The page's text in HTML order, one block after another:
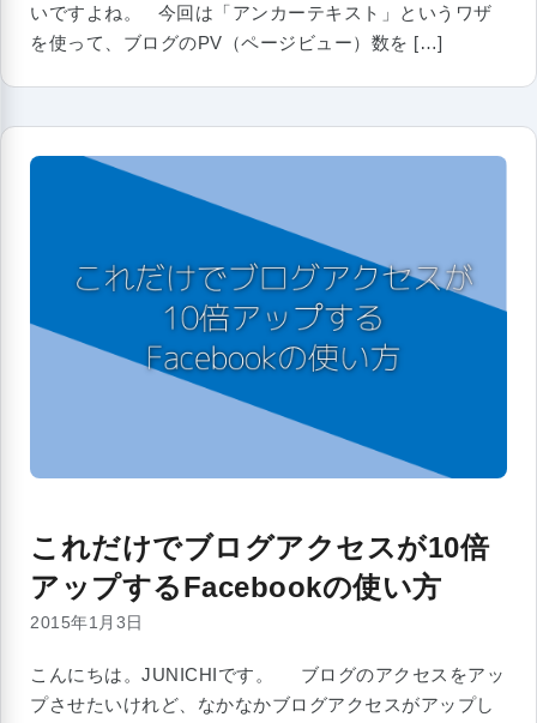
いですよね。 今回は「アンカーテキスト」というワザ
を使って、ブログのPV（ページビュー）数を […]
これだけでブログアクセスが10倍
アップするFacebookの使い方
2015年1月3日
こんにちは。JUNICHIです。 ブログのアクセスをアッ
プさせたいけれど、なかなかブログアクセスがアップし